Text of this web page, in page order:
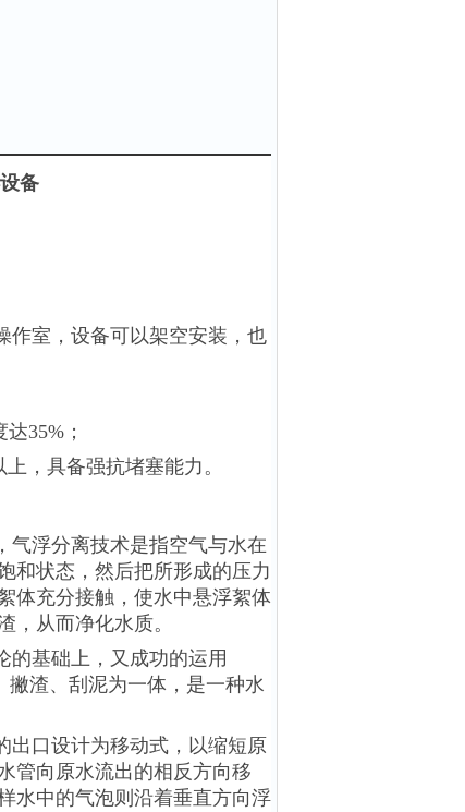
备
作室，设备可以架空安装，也
35%；
，具备强抗堵塞能力。
气浮分离技术是指空气与水在
和状态，然后把所形成的压力
体充分接触，使水中悬浮絮体
，从而净化水质。
的基础上，又成功的运用
撇渣、刮泥为一体，是一种水
出口设计为移动式，以缩短原
管向原水流出的相反方向移
水中的气泡则沿着垂直方向浮